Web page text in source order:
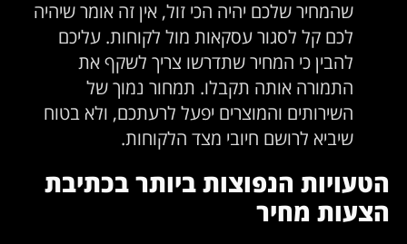
שהמחיר שלכם יהיה הכי זול, אין זה אומר שיהיה
לכם קל לסגור עסקאות מול לקוחות. עליכם
להבין כי המחיר שתדרשו צריך לשקף את
התמורה אותה תקבלו. תמחור נמוך של
השירותים והמוצרים יפעל לרעתכם, ולא בטוח
שיביא לרושם חיובי מצד הלקוחות.
הטעויות הנפוצות ביותר בכתיבת
הצעות מחיר